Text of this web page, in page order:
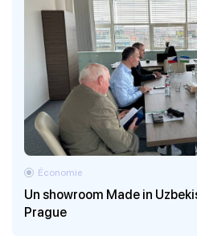
Un showroom Made in
Prague
Économie